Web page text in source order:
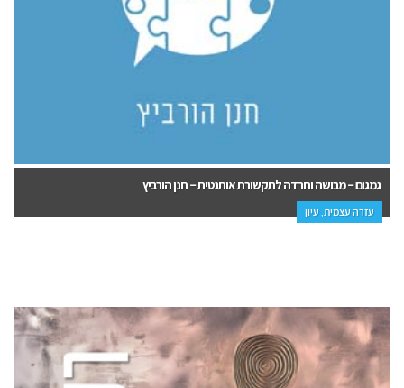
גמגום – מבושה וחרדה לתקשורת אותנטית – חנן הורביץ
עזרה עצמית, עיון